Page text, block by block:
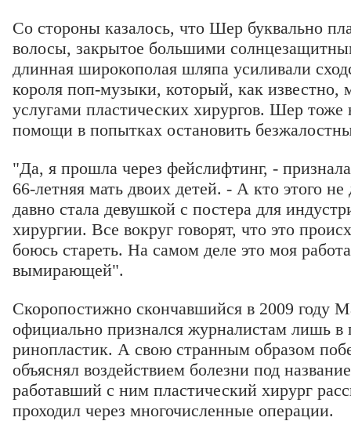
Со стороны казалось, что Шер буквально
волосы, закрытое большими
длинная широкополая шляпа усиливали
короля поп-музыки, который, как известно,
услугами пластических хирургов. Шер тоже
помощи в попытках остановить
"Да, я прошла через фейслифтинг, -
66-летняя мать двоих детей. - А кто этого
давно стала девушкой с постера для
хирургии. Все вокруг говорят, что это
боюсь стареть. На самом деле это моя
вымирающей".
Скоропостижно скончавшийся в 2009 году
официально признался журналистам лишь в
ринопластик. А свою странным образом
объяснял воздействием болезни под
работавший с ним пластический хирург
проходил через многочисленные операции.